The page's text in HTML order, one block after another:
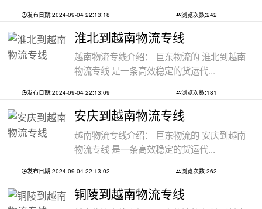
发布日期:2024-09-04 22:13:18 浏览次数:242
淮北到越南物流专线
越南物流专线介绍： 巨东物流的 淮北到越南
物流专线 是一条高效稳定的货运代...
发布日期:2024-09-04 22:13:09 浏览次数:181
安庆到越南物流专线
越南物流专线介绍： 巨东物流的 安庆到越南
物流专线 是一条高效稳定的货运代...
发布日期:2024-09-04 22:13:02 浏览次数:262
铜陵到越南物流专线